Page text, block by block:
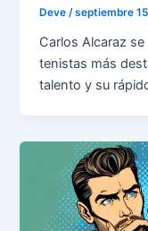
Deve/septiembre
Carlos Alcaraz
tenistas más
talento y su